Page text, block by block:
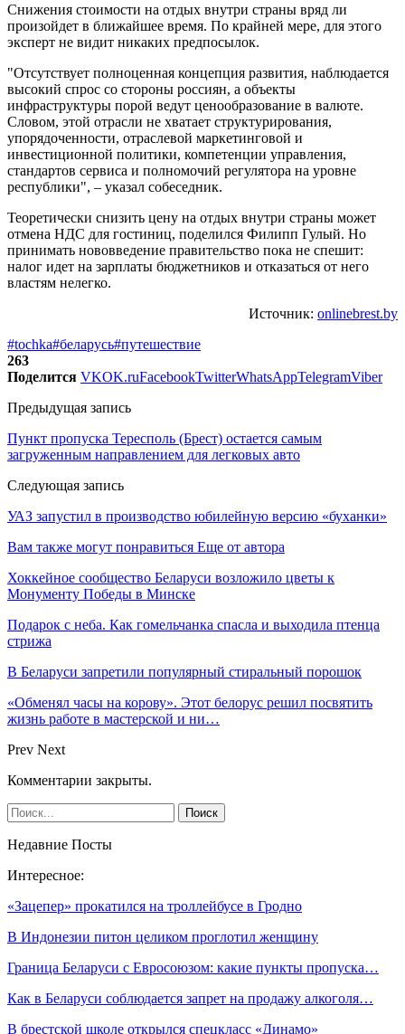
Снижения стоимости на отдых внутри страны вряд ли
произойдет в ближайшее время. По крайней мере, для этого
эксперт не видит никаких предпосылок.
"Отсутствует полноценная концепция развития, наблюдается
высокий спрос со стороны россиян, а объекты
инфраструктуры порой ведут ценообразование в валюте.
Словом, этой отрасли не хватает структурирования,
упорядоченности, отраслевой маркетинговой и
инвестиционной политики, компетенции управления,
стандартов сервиса и полномочий регулятора на уровне
республики", – указал собеседник.
Теоретически снизить цену на отдых внутри страны может
отмена НДС для гостиниц, поделился Филипп Гулый. Но
принимать нововведение правительство пока не спешит:
налог идет на зарплаты бюджетников и отказаться от него
властям нелегко.
Источник: onlinebrest.by
#tochka#беларусь#путешествие
263
Поделится VKOK.ruFacebookTwitterWhatsAppTelegramViber
Предыдущая запись
Пункт пропуска Тересполь (Брест) остается самым
загруженным направлением для легковых авто
Следующая запись
УАЗ запустил в производство юбилейную версию «буханки»
Вам также могут понравиться Еще от автора
Хоккейное сообщество Беларуси возложило цветы к
Монументу Победы в Минске
Подарок с неба. Как гомельчанка спасла и выходила птенца
стрижа
В Беларуси запретили популярный стиральный порошок
«Обменял часы на корову». Этот белорус решил посвятить
жизнь работе в мастерской и ни…
Prev Next
Комментарии закрыты.
Недавние Посты
Интересное:
«Зацепер» прокатился на троллейбусе в Гродно
В Индонезии питон целиком проглотил женщину
Граница Беларуси с Евросоюзом: какие пункты пропуска…
Как в Беларуси соблюдается запрет на продажу алкоголя…
В брестской школе открылся спецкласс «Динамо»